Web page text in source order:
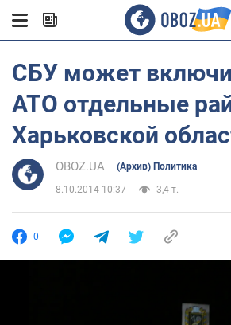
СБУ может
АТО отдельные
Харьковской
OBOZ.UA (Архив) Политика
8.10.2014 10:37 3,4 т.
0